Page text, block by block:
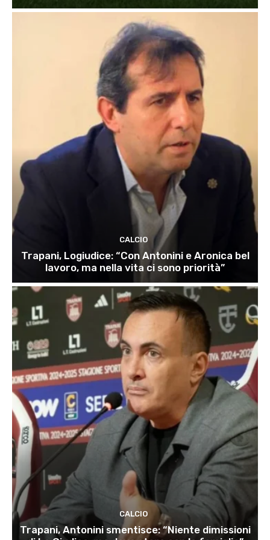
CALCIO
Trapani, Logiudice: “Con Antonini e Aronica bel
lavoro, ma nella vita ci sono priorità”
CALCIO
Trapani, Antonini smentisce: “Niente dimissioni